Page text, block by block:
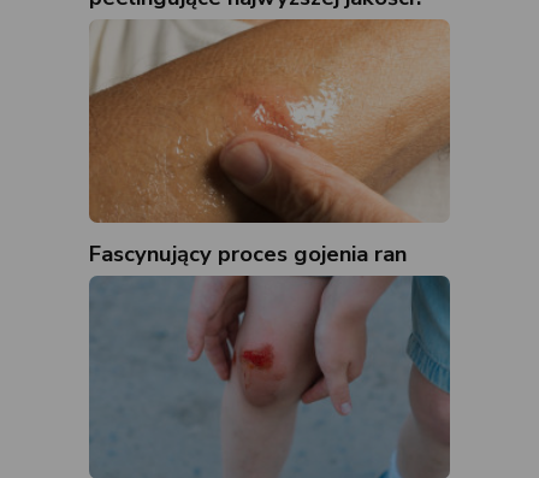
Fascynujący proces gojenia ran